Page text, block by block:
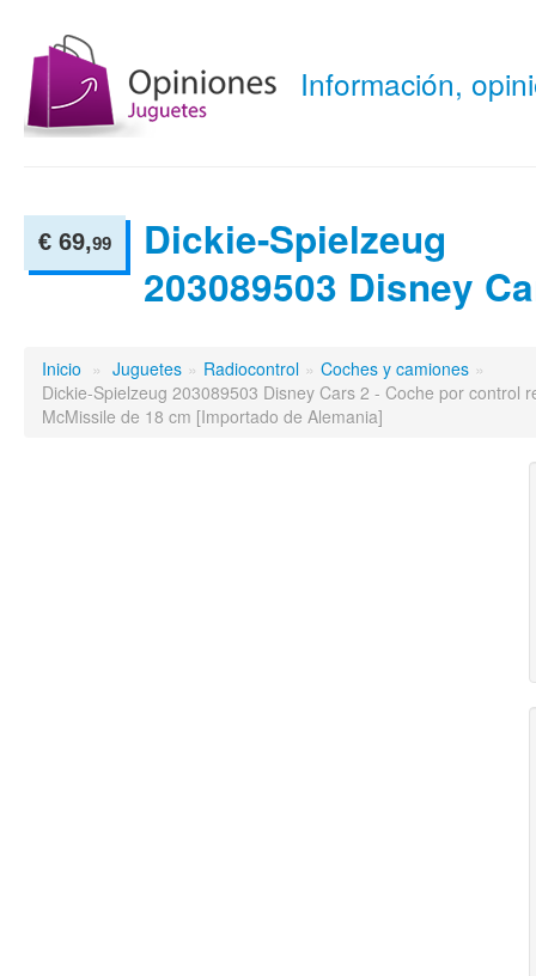
Información,
€ 69,99
Dickie-Spielzeug
203089503 Disney
Inicio » Juguetes » Radiocontrol » Coches y camiones »
Dickie-Spielzeug 203089503 Disney Cars 2 - Coche por control
McMissile de 18 cm [Importado de Alemania]